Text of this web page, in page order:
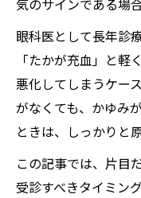
気のサインである場
眼科医として長年診
「たかが充血」と
悪化してしまうケー
がなくても、かゆみ
ときは、しっかりと
この記事では、片目
受診すべきタイミン